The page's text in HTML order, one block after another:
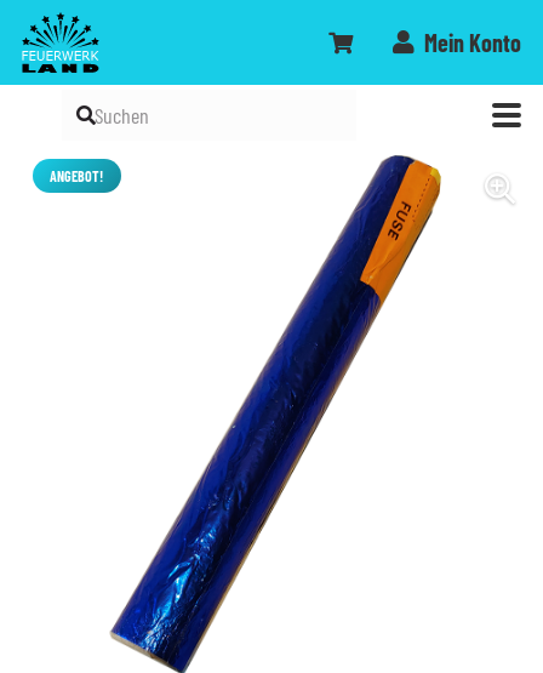
Mein Konto
ANGEBOT!